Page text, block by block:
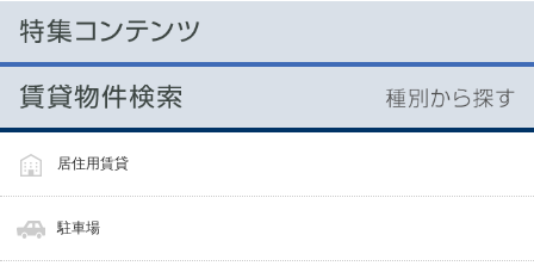
居住用賃貸
駐車場